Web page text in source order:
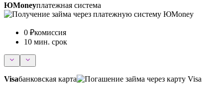
ЮMoneyплатежная система
0 ₽комиссия
10 мин. срок
Visaбанковская карта